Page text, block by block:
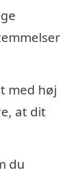
med høj
at dit
du